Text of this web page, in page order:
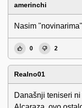
amerinchi
Nasim
0 2
Realno01
Današnji teniseri